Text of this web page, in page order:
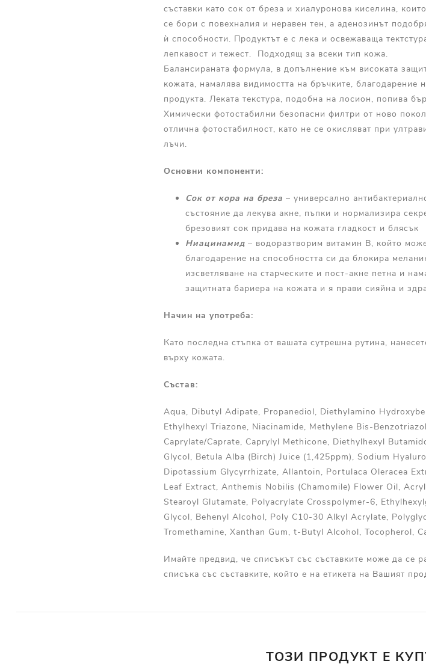
съставки като сок от бреза и хиалуронова киселина,
се бори с повехналия и неравен тен, а аденозинът
ѝ способности. Продуктът е с лека и освежаваща
лепкавост и тежест. Подходящ за всеки тип кожа.
Балансираната формула, в допълнение към високата
кожата, намалява видимостта на бръчките, благодарение
продукта. Леката текстура, подобна на лосион, попива
Химически фотостабилни безопасни филтри от ново
отлична фотостабилност, като не се окисляват при
лъчи.
Основни компоненти:
Сок от кора на бреза – универсално
състояние да лекува акне, пъпки и нормализира
брезовият сок придава на кожата гладкост и блясък
Ниацинамид – водоразтворим витамин B, който
благодарение на способността си да блокира
изсветляване на старческите и пост-акне петна и
защитната бариера на кожата и я прави сияйна и
Начин на употреба:
Като последна стъпка от вашата сутрешна рутина,
върху кожата.
Състав:
Aqua, Dibutyl Adipate, Propanediol, Diethylamino
Ethylhexyl Triazone, Niacinamide, Methylene Bis-
Caprylate/Caprate, Caprylyl Methicone, Diethylhexyl
Glycol, Betula Alba (Birch) Juice (1,425ppm), Sodium
Dipotassium Glycyrrhizate, Allantoin, Portulaca Oleracea
Leaf Extract, Anthemis Nobilis (Chamomile) Flower Oil,
Stearoyl Glutamate, Polyacrylate Crosspolymer-6,
Glycol, Behenyl Alcohol, Poly C10-30 Alkyl Acrylate,
Tromethamine, Xanthan Gum, t-Butyl Alcohol, Tocopherol,
Имайте предвид, че списъкът със съставките може да се
списъка със съставките, който е на етикета на Вашият
ТОЗИ ПРОДУКТ Е